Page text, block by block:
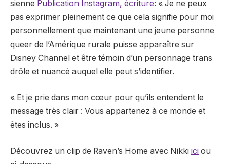
sienne Publication Instagram, écriture: « Je ne peux
pas exprimer pleinement ce que cela signifie pour moi
personnellement que maintenant une jeune personne
queer de l’Amérique rurale puisse apparaître sur
Disney Channel et être témoin d’un personnage trans
drôle et nuancé auquel elle peut s’identifier.
« Et je prie dans mon cœur pour qu’ils entendent le
message très clair : Vous appartenez à ce monde et
êtes inclus. »
Découvrez un clip de Raven’s Home avec Nikki ici ou